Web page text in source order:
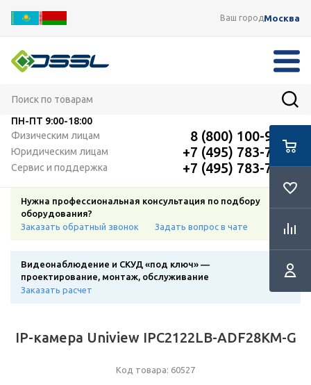
Ваш городМосква
ПН-ПТ 9:00-18:00
Физическим лицам
8 (800) 100-91-12
Юридическим лицам +7 (495) 783-72-87
Сервис и поддержка +7 (495) 783-72-87
Нужна профессиональная консультация по подбору
оборудования?
Заказать обратный звонок
Задать вопрос в чате
Видеонаблюдение и СКУД «под ключ» —
проектирование, монтаж, обслуживание
Заказать расчет
IP-камера Uniview IPC2122LB-ADF28KM-G
Код товара: 60527